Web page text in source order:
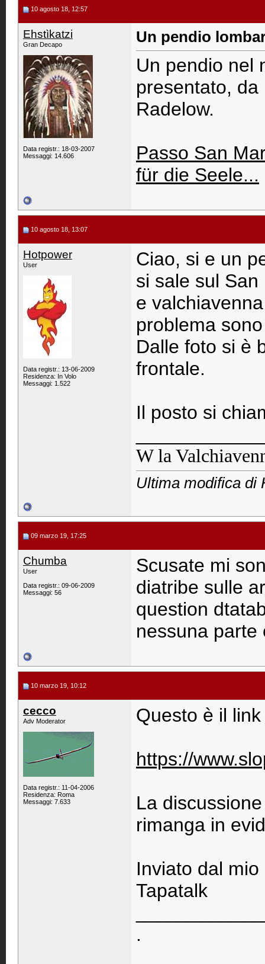
10 agosto 18, 12:57
Ehstìkatzi
Gran Decapo
Data registr.: 18-03-2007
Messaggi: 14.606
Un pendio
Un pendio nel
presentato,
Radelow.
Passo San
für die Seele...
10 agosto 18, 13:07
Hotpower
User
Data registr.: 13-06-2009
Residenza: In Volo
Messaggi: 1.522
Ciao, si e un
si sale sul
e
problema
Dalle foto si è
frontale.
Il posto si
W la
Ultima modifica di
09 marzo 19, 17:25
Chumba
User
Data registr.: 09-06-2009
Messaggi: 56
Scusate mi
diatribe sulle
question
nessuna parte
10 marzo 19, 10:12
cecco
Adv Moderator
Data registr.: 11-04-2006
Residenza: Roma
Messaggi: 7.633
Questo è il
https://
La
rimanga in
Inviato dal
Tapatalk
.